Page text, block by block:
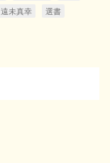
遠未真幸
選書